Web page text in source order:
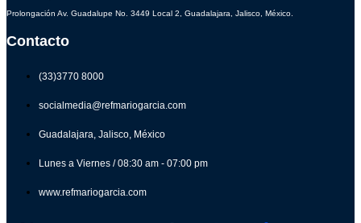
Prolongación Av. Guadalupe No. 3449 Local 2, Guadalajara, Jalisco, México.
Contacto
(33)3770 8000
socialmedia@refmariogarcia.com
Guadalajara, Jalisco, México
Lunes a Viernes / 08:30 am - 07:00 pm
www.refmariogarcia.com